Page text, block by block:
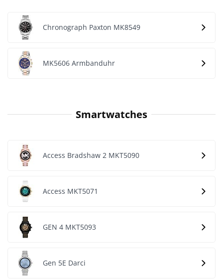
Chronograph Paxton MK8549
MK5606 Armbanduhr
Smartwatches
Access Bradshaw 2 MKT5090
Access MKT5071
GEN 4 MKT5093
Gen 5E Darci